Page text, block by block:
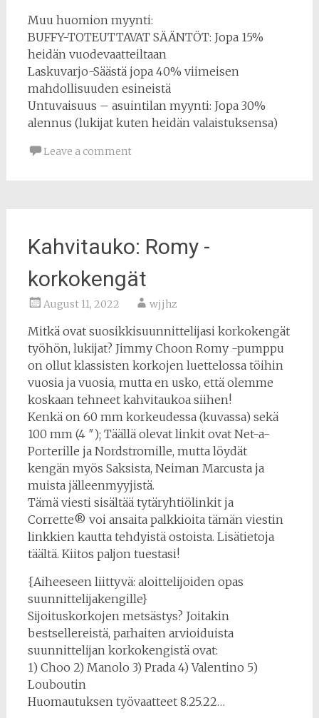
Muu huomion myynti:
BUFFY-TOTEUTTAVAT SÄÄNTÖT: Jopa 15%
heidän vuodevaatteiltaan
Laskuvarjo-Säästä jopa 40% viimeisen
mahdollisuuden esineistä
Untuvaisuus – asuintilan myynti: Jopa 30%
alennus (lukijat kuten heidän valaistuksensa)
Leave a comment
Kahvitauko: Romy -
korkokengät
August 11, 2022 wjjhz
Mitkä ovat suosikkisuunnittelijasi korkokengät
työhön, lukijat? Jimmy Choon Romy -pumppu
on ollut klassisten korkojen luettelossa töihin
vuosia ja vuosia, mutta en usko, että olemme
koskaan tehneet kahvitaukoa siihen!
Kenkä on 60 mm korkeudessa (kuvassa) sekä
100 mm (4 ″); Täällä olevat linkit ovat Net-a-
Porterille ja Nordstromille, mutta löydät
kengän myös Saksista, Neiman Marcusta ja
muista jälleenmyyjistä.
Tämä viesti sisältää tytäryhtiölinkit ja
Corrette® voi ansaita palkkioita tämän viestin
linkkien kautta tehdyistä ostoista. Lisätietoja
täältä. Kiitos paljon tuestasi!
{Aiheeseen liittyvä: aloittelijoiden opas
suunnittelijakengille}
Sijoituskorkojen metsästys? Joitakin
bestsellereistä, parhaiten arvioiduista
suunnittelijan korkokengistä ovat:
1) Choo 2) Manolo 3) Prada 4) Valentino 5)
Louboutin
Huomautuksen työvaatteet 8.25.22…